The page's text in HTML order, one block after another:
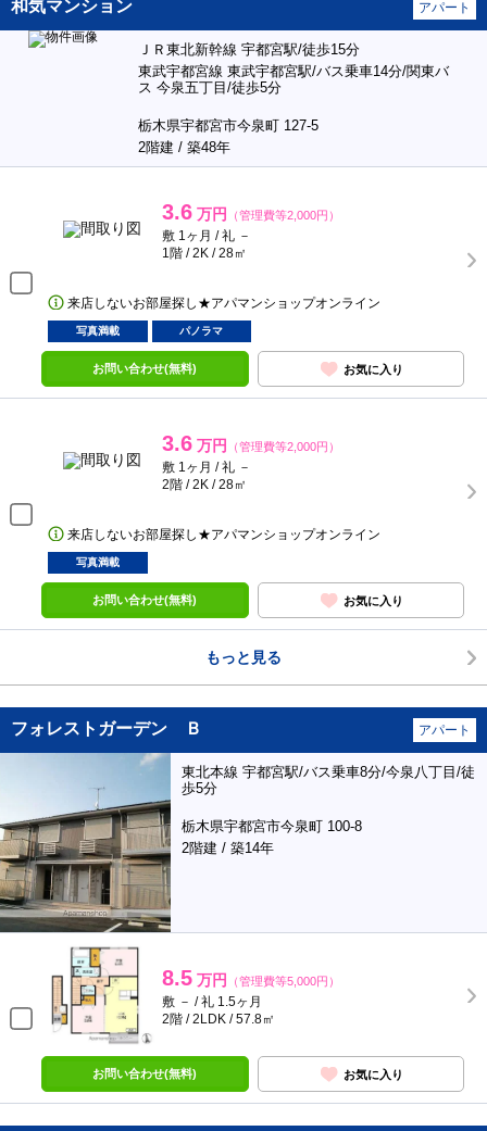
和気マンション アパート
ＪＲ東北新幹線 宇都宮駅/徒歩15分
東武宇都宮線 東武宇都宮駅/バス乗車14分/関東バ
ス 今泉五丁目/徒歩5分
栃木県宇都宮市今泉町 127-5
2階建 / 築48年
3.6 万円 （管理費等2,000円）
敷 1ヶ月 / 礼 －
1階 / 2K / 28㎡
来店しないお部屋探し★アパマンショップオンライン
写真満載 パノラマ
お問い合わせ(無料) お気に入り
3.6 万円 （管理費等2,000円）
敷 1ヶ月 / 礼 －
2階 / 2K / 28㎡
来店しないお部屋探し★アパマンショップオンライン
写真満載
お問い合わせ(無料) お気に入り
もっと見る
フォレストガーデン Ｂ アパート
東北本線 宇都宮駅/バス乗車8分/今泉八丁目/徒
歩5分
栃木県宇都宮市今泉町 100-8
2階建 / 築14年
8.5 万円 （管理費等5,000円）
敷 － / 礼 1.5ヶ月
2階 / 2LDK / 57.8㎡
お問い合わせ(無料) お気に入り